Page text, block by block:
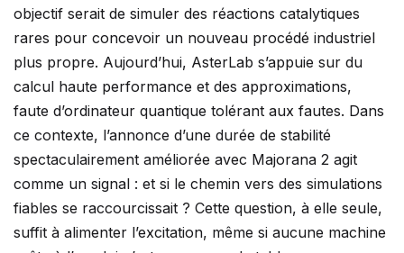
objectif serait de simuler des réactions catalytiques
rares pour concevoir un nouveau procédé industriel
plus propre. Aujourd’hui, AsterLab s’appuie sur du
calcul haute performance et des approximations,
faute d’ordinateur quantique tolérant aux fautes. Dans
ce contexte, l’annonce d’une durée de stabilité
spectaculairement améliorée avec Majorana 2 agit
comme un signal : et si le chemin vers des simulations
fiables se raccourcissait ? Cette question, à elle seule,
suffit à alimenter l’excitation, même si aucune machine